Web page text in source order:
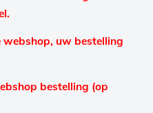
webshop, uw bestelling
bestelling (op